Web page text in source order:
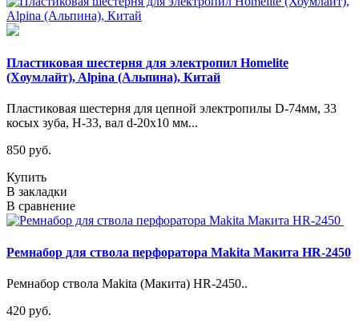
Пластиковая шестерня для электропил Homelite
(Хоумлайт), Alpina (Альпина), Китай
Пластиковая шестерня для цепной электропилы D-74мм, 33
косых зуба, H-33, вал d-20х10 мм...
850 руб.
Купить
В закладки
В сравнение
Ремнабор для ствола перфоратора Makita Макита HR-2450
Ремнабор ствола Makita (Макита) HR-2450..
420 руб.